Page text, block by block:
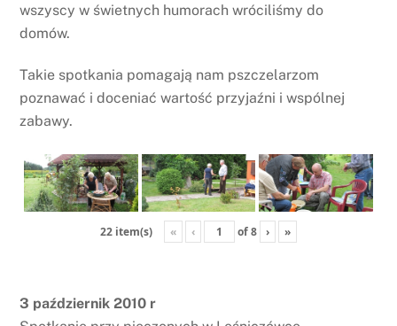
wszyscy w świetnych humorach wróciliśmy do
domów.
Takie spotkania pomagają nam pszczelarzom
poznawać i doceniać wartość przyjaźni i wspólnej
zabawy.
22 item(s) « ‹ of8 › »
3 październik 2010 r